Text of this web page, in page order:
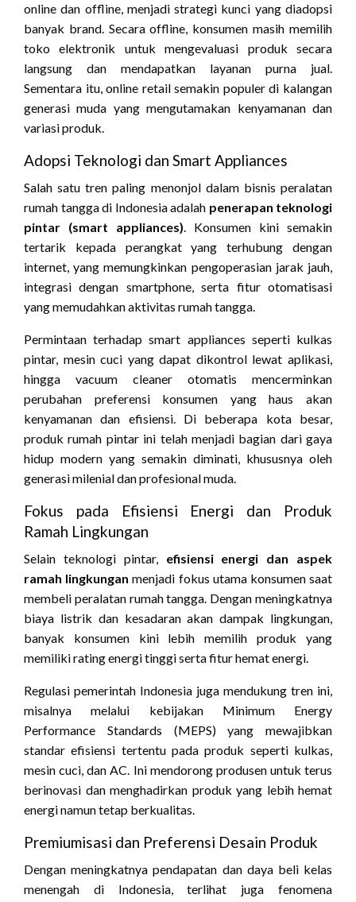
online dan offline, menjadi strategi kunci yang diadopsi
banyak brand. Secara offline, konsumen masih memilih
toko elektronik untuk mengevaluasi produk secara
langsung dan mendapatkan layanan purna jual.
Sementara itu, online retail semakin populer di kalangan
generasi muda yang mengutamakan kenyamanan dan
variasi produk.
Adopsi Teknologi dan Smart Appliances
Salah satu tren paling menonjol dalam bisnis peralatan
rumah tangga di Indonesia adalah penerapan teknologi
pintar (smart appliances). Konsumen kini semakin
tertarik kepada perangkat yang terhubung dengan
internet, yang memungkinkan pengoperasian jarak jauh,
integrasi dengan smartphone, serta fitur otomatisasi
yang memudahkan aktivitas rumah tangga.
Permintaan terhadap smart appliances seperti kulkas
pintar, mesin cuci yang dapat dikontrol lewat aplikasi,
hingga vacuum cleaner otomatis mencerminkan
perubahan preferensi konsumen yang haus akan
kenyamanan dan efisiensi. Di beberapa kota besar,
produk rumah pintar ini telah menjadi bagian dari gaya
hidup modern yang semakin diminati, khususnya oleh
generasi milenial dan profesional muda.
Fokus pada Efisiensi Energi dan Produk
Ramah Lingkungan
Selain teknologi pintar, efisiensi energi dan aspek
ramah lingkungan menjadi fokus utama konsumen saat
membeli peralatan rumah tangga. Dengan meningkatnya
biaya listrik dan kesadaran akan dampak lingkungan,
banyak konsumen kini lebih memilih produk yang
memiliki rating energi tinggi serta fitur hemat energi.
Regulasi pemerintah Indonesia juga mendukung tren ini,
misalnya melalui kebijakan Minimum Energy
Performance Standards (MEPS) yang mewajibkan
standar efisiensi tertentu pada produk seperti kulkas,
mesin cuci, dan AC. Ini mendorong produsen untuk terus
berinovasi dan menghadirkan produk yang lebih hemat
energi namun tetap berkualitas.
Premiumisasi dan Preferensi Desain Produk
Dengan meningkatnya pendapatan dan daya beli kelas
menengah di Indonesia, terlihat juga fenomena